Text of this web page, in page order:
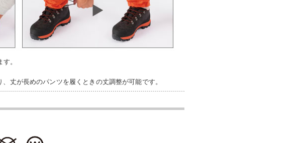
。
丈が長めのパンツを履くときの丈調整が可能です。